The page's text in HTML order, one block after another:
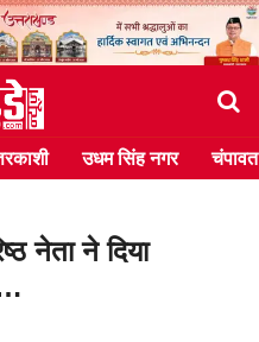
उधम सिंह नगर चंपावत
नेता ने दिया